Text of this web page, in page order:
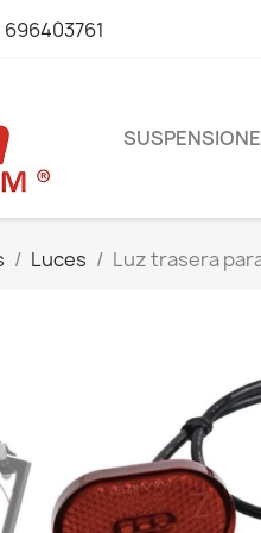
696403761
Luces Luz trasera